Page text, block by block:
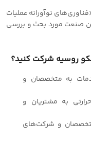
نوآورانه عملیات
صنعت مورد بحث و بررسی
روسیه شرکت کنید؟
به متخصصان و
به مشتریان و
متخصصان و شرکت‌های